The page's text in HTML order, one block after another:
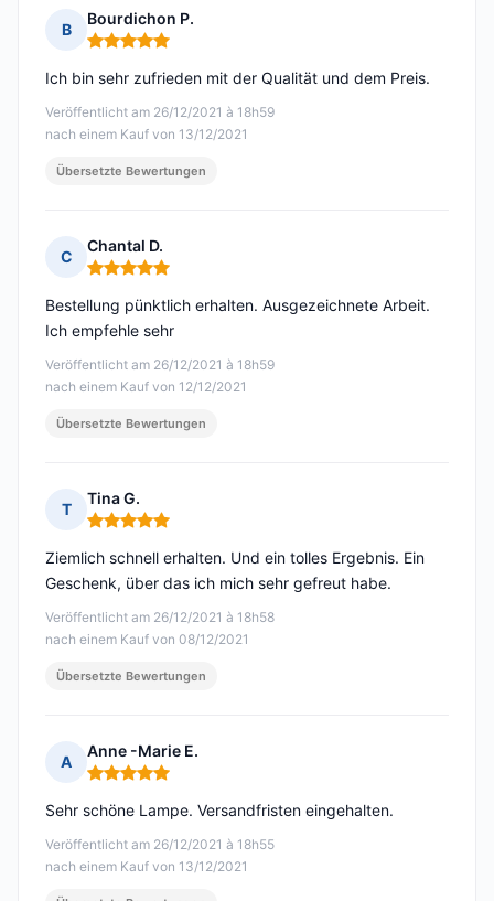
B
Bourdichon P.
Hinweis: 5 von 5
Veröffentlicht am 26/12/2021 à 18h59
nach einem Kauf von 13/12/2021
Ich bin sehr zufrieden mit der Qualität und dem Preis.
Übersetzte Bewertungen
C
Chantal D.
Hinweis: 5 von 5
Veröffentlicht am 26/12/2021 à 18h59
nach einem Kauf von 12/12/2021
Bestellung pünktlich erhalten. Ausgezeichnete Arbeit.
Ich empfehle sehr
Übersetzte Bewertungen
T
Tina G.
Hinweis: 5 von 5
Veröffentlicht am 26/12/2021 à 18h58
nach einem Kauf von 08/12/2021
Ziemlich schnell erhalten. Und ein tolles Ergebnis. Ein
Geschenk, über das ich mich sehr gefreut habe.
Übersetzte Bewertungen
A
Anne -Marie E.
Hinweis: 5 von 5
Veröffentlicht am 26/12/2021 à 18h55
nach einem Kauf von 13/12/2021
Sehr schöne Lampe. Versandfristen eingehalten.